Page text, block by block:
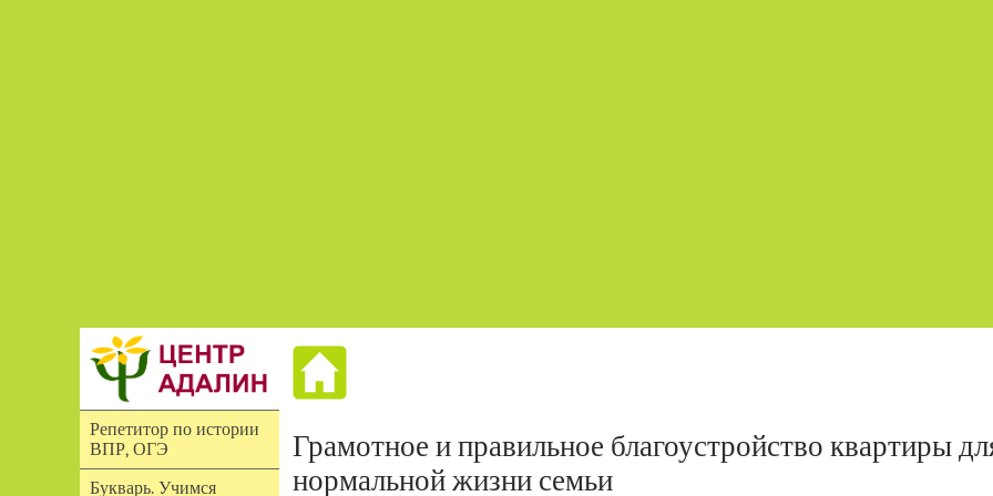
Репетитор по истории
ВПР, ОГЭ
Букварь. Учимся
Грамотное и правильное благоустройство квартиры
нормальной жизни семьи